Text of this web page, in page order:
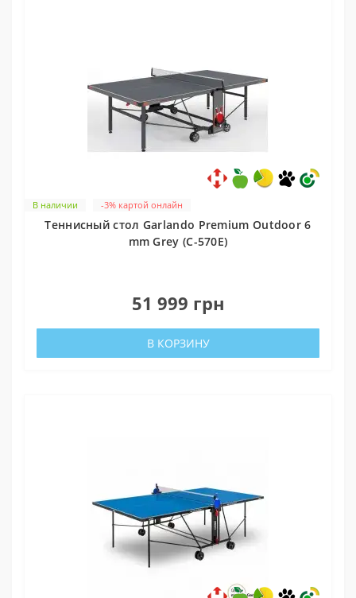
В наличии -3% картой онлайн
Теннисный стол Garlando Premium Outdoor 6
mm Grey (C-570E)
51 999 грн
В КОРЗИНУ